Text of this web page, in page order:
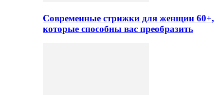
Современные стрижки для женщин 60+,
которые способны вас преобразить